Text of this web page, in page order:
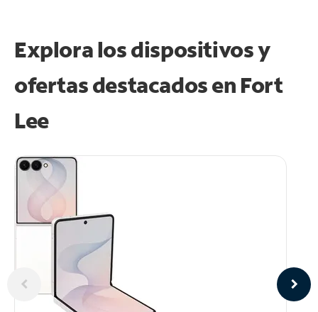
Explora los dispositivos y
ofertas destacados en Fort
Lee